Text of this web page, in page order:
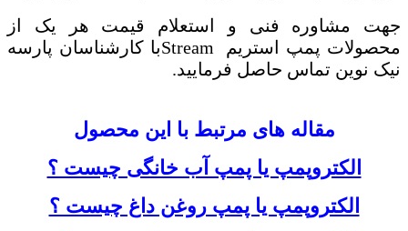
جهت مشاوره فنی و استعلام قیمت هر یک از
محصولات پمپ استریم
Streamبا کارشناسان پارسه
نیک نوین تماس حاصل فرمایید.
مقاله های مرتبط با این محصول
الکتروپمپ یا پمپ آب خانگی چیست ؟
الکتروپمپ یا پمپ روغن داغ چیست ؟